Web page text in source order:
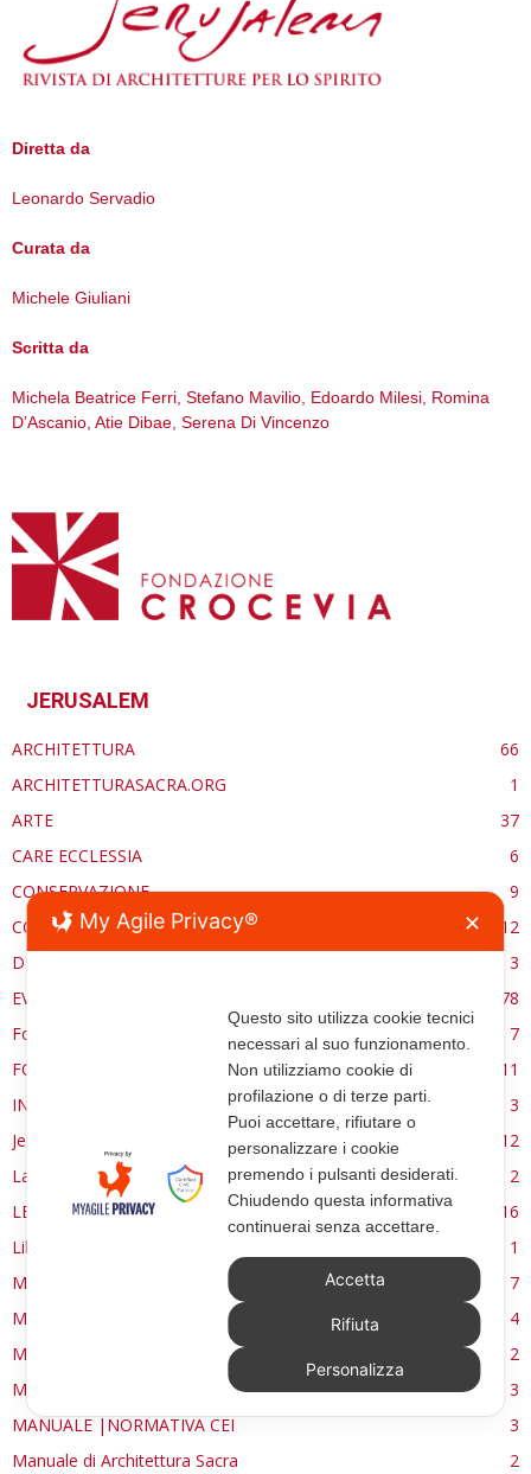
Diretta da
Leonardo Servadio
Curata da
Michele Giuliani
Scritta da
Michela Beatrice Ferri, Stefano Mavilio, Edoardo Milesi, Romina
D’Ascanio, Atie Dibae, Serena Di Vincenzo
JERUSALEM
ARCHITETTURA
66
ARCHITETTURASACRA.ORG
1
ARTE
37
CARE ECCLESSIA
6
CONSERVAZIONE
9
CONTROCANTO
12
DE RE AEDIFICATORIA
3
EVENTI
78
Forma, spazio e ordine
7
FORMAZIONE
11
INTERVIEW
3
Jerusalem
12
La Materia e l'Immagine
2
LETTURE
16
Libri
1
MANUALE | FUOCHI LITURGICI
7
MANUALE | PATRIMONIO
4
MANUALE | PREMESSA
2
MANUALE | SIMBOLI E FORME
3
MANUALE |NORMATIVA CEI
3
Manuale di Architettura Sacra
2
My Agile Privacy® ✕
Questo sito utilizza cookie tecnici
necessari al suo funzionamento.
Non utilizziamo cookie di
profilazione o di terze parti.
Puoi accettare, rifiutare o
personalizzare i cookie
premendo i pulsanti desiderati.
Chiudendo questa informativa
continuerai senza accettare.
Accetta
Rifiuta
Personalizza